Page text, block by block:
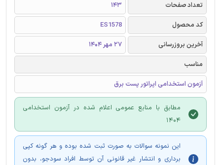
تعداد صفحات
143
کد محصول
ES1578
آخرین بروزرسانی
27 مهر 1404
مناسب
آزمون استخدامی اپراتور پست برق
مطابق با منابع عمومی اعلام شده در آزمون استخدامی
1404
این نمونه سوالات به صورت ثبت شده بوده و هر گونه کپی
برداری و انتشار غیر قانونی آن توسط افراد سودجو، بدون